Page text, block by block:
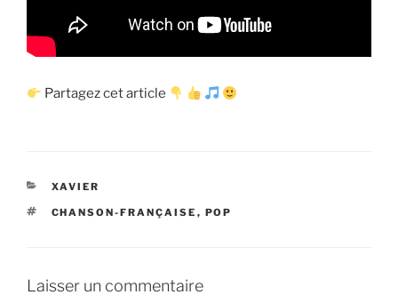
Partagez cet article
CATÉGORIES
XAVIER
ÉTIQUETTES
CHANSON-FRANÇAISE , POP
Laisser un commentaire